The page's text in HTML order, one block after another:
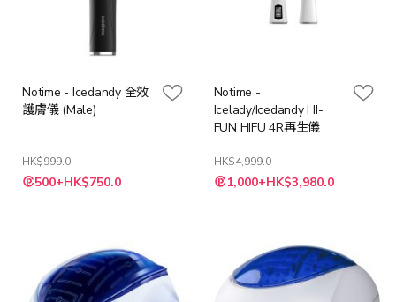
Notime - Icedandy 全效
護膚儀 (Male)
HK$999.0
特
殊 500+HK$750.0
Notime -
Icelady/Icedandy HI-
FUN HIFU 4R再生儀
HK$4,999.0
特
殊 1,000+HK$3,980.0